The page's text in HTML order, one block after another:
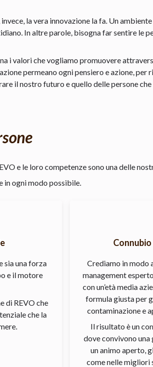
la vera innovazione la fa. Un
In altre parole, bisogna far sentire le
i valori che vogliamo promuovere
permeano ogni pensiero e azione, per
il nostro futuro e quello delle persone
e le loro competenze sono una delle
in ogni modo possibile.
sia una forza
e il motore
di REVO che
che la
Crediamo in modo
management
con un’età media
formula giusta per
contaminazione e
Il risultato è un
dove convivono una
un animo aperto,
come nelle migliori